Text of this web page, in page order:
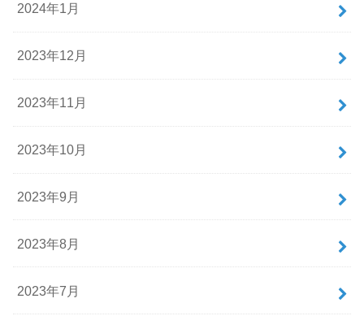
2024年1月
2023年12月
2023年11月
2023年10月
2023年9月
2023年8月
2023年7月